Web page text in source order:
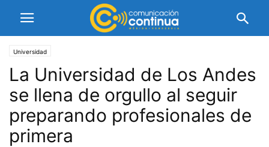
Universidad
La Universidad de Los Andes
se llena de orgullo al seguir
preparando profesionales de
primera